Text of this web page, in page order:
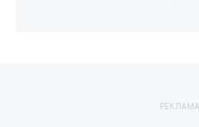
РЕКЛАМА